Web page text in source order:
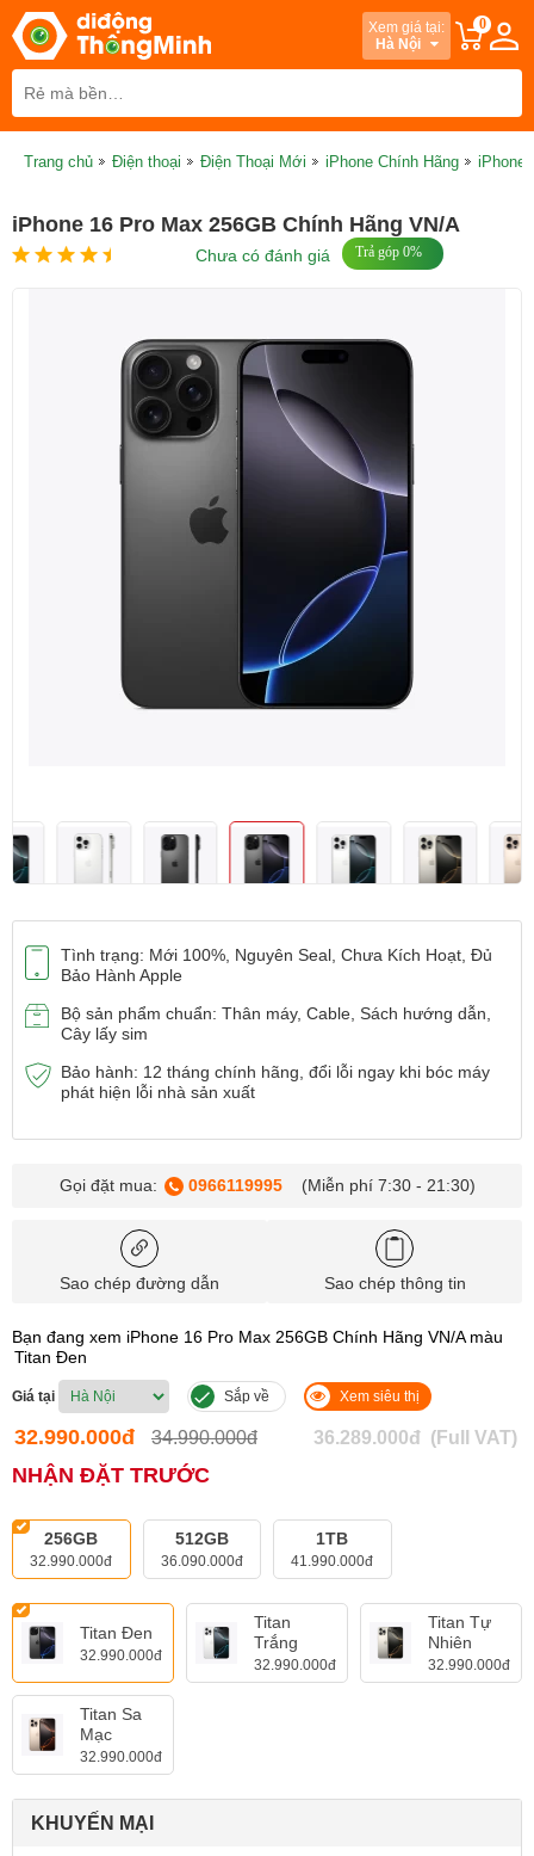
Xem giá tại:
Hà Nội
0
Trang chủ Điện thoại Điện Thoại Mới iPhone Chính Hãng iPhone
iPhone 16 Pro Max 256GB Chính Hãng VN/A
Chưa có đánh giá Trả góp 0%
Tình trạng: Mới 100%, Nguyên Seal, Chưa Kích Hoạt, Đủ
Bảo Hành Apple
Bộ sản phẩm chuẩn: Thân máy, Cable, Sách hướng dẫn,
Cây lấy sim
Bảo hành: 12 tháng chính hãng, đổi lỗi ngay khi bóc máy
phát hiện lỗi nhà sản xuất
Gọi đặt mua: 0966119995 (Miễn phí 7:30 - 21:30)
Sao chép đường dẫn Sao chép thông tin
Bạn đang xem iPhone 16 Pro Max 256GB Chính Hãng VN/A màu
Titan Đen
Giá tại Sắp về Xem siêu thị
32.990.000đ 34.990.000đ 36.289.000đ (Full VAT)
NHẬN ĐẶT TRƯỚC
256GB
32.990.000đ
512GB
36.090.000đ
1TB
41.990.000đ
Titan Đen
32.990.000đ
Titan
Trắng
32.990.000đ
Titan Tự
Nhiên
32.990.000đ
Titan Sa
Mạc
32.990.000đ
KHUYẾN MẠI